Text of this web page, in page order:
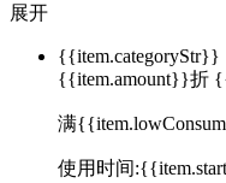
展开
{{item.categoryStr}}
{{item.amount}}折
满
使用时间